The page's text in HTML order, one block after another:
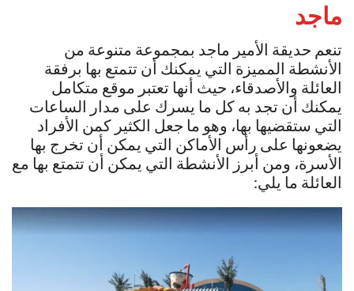
ماجد
تنعم حديقة الأمير ماجد بمجموعة متنوعة من
الأنشطة المميزة التي يمكنك أن تتمتع بها برفقة
العائلة والأصدقاء، حيث أنها تعتبر موقع متكامل
يمكنك أن تجد به كل ما يسرك على مدار الساعات
التي ستقضيها بها، وهو ما جعل الكثير كمن الأفراد
يضعونها على رأس الأماكن التي يمكن أن تخرج بها
الأسرة، ومن أبرز الأنشطة التي يمكن أن تتمتع بها مع
العائلة ما يلي: